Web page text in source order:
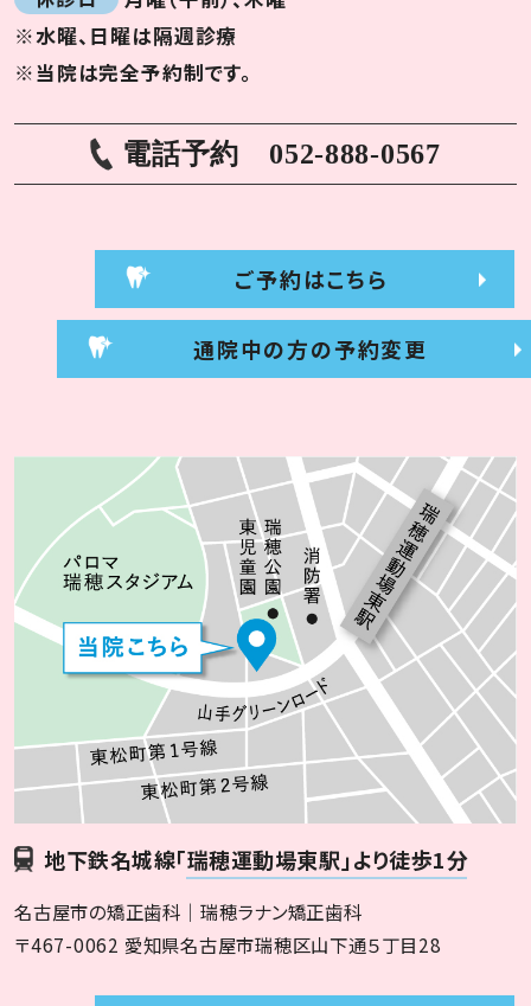
※水曜、日曜は隔週診療
※当院は完全予約制です。
電話予約 052-888-0567
ご予約はこちら
通院中の方の予約変更
地下鉄名城線「瑞穂運動場東駅」より徒歩1分
名古屋市の矯正歯科｜瑞穂ラナン矯正歯科
〒467-0062 愛知県名古屋市瑞穂区山下通５丁目28